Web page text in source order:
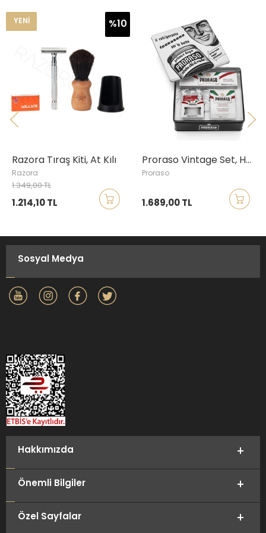
YENI %10
Razora Tıraş Kiti, At Kılı
Razora
1.349,00 TL
1.214,10 TL
Proraso Vintage Set, Hassas, Toccasana
Proraso
1.689,00 TL
Sosyal Medya
Hakkımızda
Önemli Bilgiler
Özel Sayfalar